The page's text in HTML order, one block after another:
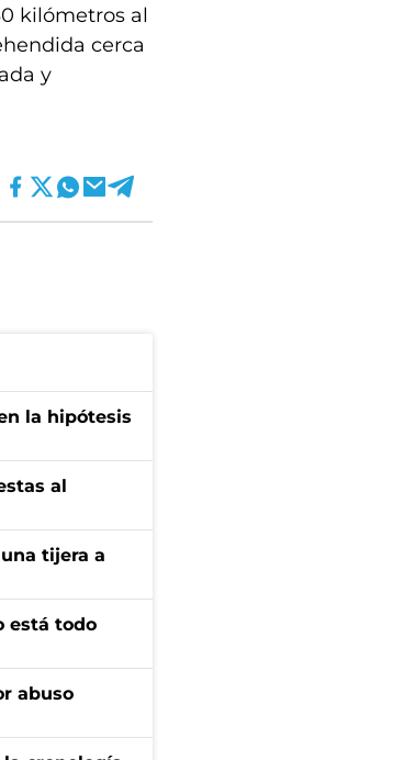
kilómetros al
cerca
y
la hipótesis
al
tijera a
está todo
abuso